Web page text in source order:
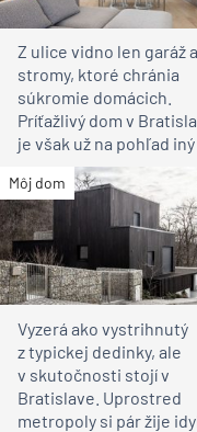
Z ulice vidno len garáž a
stromy, ktoré chránia
súkromie domácich.
Príťažlivý dom v
je však už na pohľad iný
susedia
Môj dom
Vyzerá ako vystrihnutý
z typickej dedinky, ale
v skutočnosti stojí v
Bratislave. Uprostred
metropoly si pár žije